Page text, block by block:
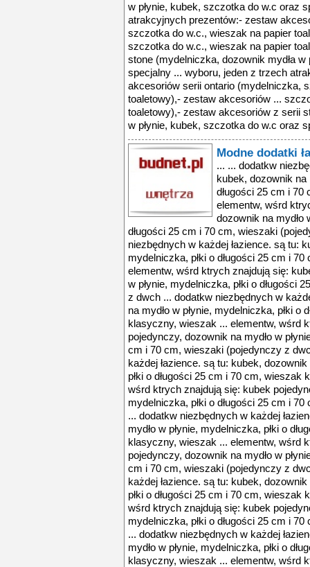
w płynie, kubek, szczotka do w.c oraz
atrakcyjnych prezentów:- zestaw
szczotka do w.c., wieszak na papier
szczotka do w.c., wieszak na papier
stone (mydelniczka, dozownik mydła
specjalny ... wyboru, jeden z trzech
akcesoriów serii ontario (mydelniczka,
toaletowy),- zestaw akcesoriów ...
toaletowy),- zestaw akcesoriów z serii
w płynie, kubek, szczotka do w.c oraz
Modne dodatki
... ... dodatkw
kubek, dozownik na
długości 25 cm i
elementw, wśrd
dozownik na mydło
długości 25 cm i 70 cm, wieszaki
niezbędnych w każdej łazience. są tu:
mydelniczka, płki o długości 25 cm i
elementw, wśrd ktrych znajdują się:
w płynie, mydelniczka, płki o długości
z dwch ... dodatkw niezbędnych w
na mydło w płynie, mydelniczka, płki o
klasyczny, wieszak ... elementw, wśrd
pojedynczy, dozownik na mydło w
cm i 70 cm, wieszaki (pojedynczy z
każdej łazience. są tu: kubek,
płki o długości 25 cm i 70 cm,
wśrd ktrych znajdują się: kubek
mydelniczka, płki o długości 25 cm i
... dodatkw niezbędnych w każdej
mydło w płynie, mydelniczka, płki o
klasyczny, wieszak ... elementw, wśrd
pojedynczy, dozownik na mydło w
cm i 70 cm, wieszaki (pojedynczy z
każdej łazience. są tu: kubek,
płki o długości 25 cm i 70 cm,
wśrd ktrych znajdują się: kubek
mydelniczka, płki o długości 25 cm i
... dodatkw niezbędnych w każdej
mydło w płynie, mydelniczka, płki o
klasyczny, wieszak ... elementw, wśrd